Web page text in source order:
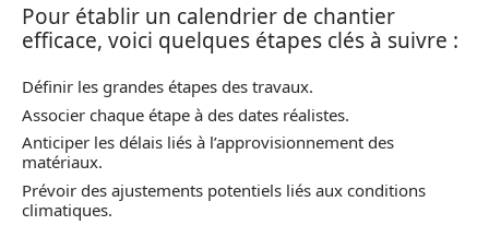
Pour établir un calendrier de chantier
efficace, voici quelques étapes clés à suivre :
Définir les grandes étapes des travaux.
Associer chaque étape à des dates réalistes.
Anticiper les délais liés à l’approvisionnement des
matériaux.
Prévoir des ajustements potentiels liés aux conditions
climatiques.